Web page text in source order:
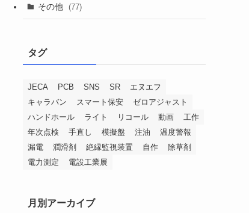
その他 (77)
タグ
JECA PCB SNS SR
エヌエフ
キャラバン
スマート保安
ゼロアジャスト
ハンドホール
ライト リコール 動画
工作
年次点検
手直し 模擬盤 注油
温度警報
漏電
潤滑剤 絶縁監視装置 自作
除草剤
電力測定
電設工業展
月別アーカイブ